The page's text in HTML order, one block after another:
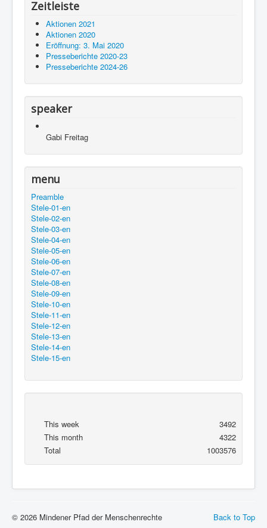
Zeitleiste
Aktionen 2021
Aktionen 2020
Eröffnung: 3. Mai 2020
Presseberichte 2020-23
Presseberichte 2024-26
speaker
Gabi Freitag
menu
Preamble
Stele-01-en
Stele-02-en
Stele-03-en
Stele-04-en
Stele-05-en
Stele-06-en
Stele-07-en
Stele-08-en
Stele-09-en
Stele-10-en
Stele-11-en
Stele-12-en
Stele-13-en
Stele-14-en
Stele-15-en
This week
3492
This month
4322
Total
1003576
Back to Top
© 2026 Mindener Pfad der Menschenrechte